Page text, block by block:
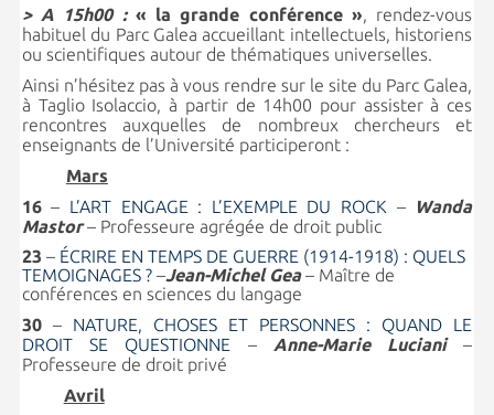
> A 15h00 :« la grande conférence », rendez-vous
habituel du Parc Galea accueillant intellectuels, historiens
ou scientifiques autour de thématiques universelles.
Ainsi n’hésitez pas à vous rendre sur le site du Parc Galea,
à Taglio Isolaccio, à partir de 14h00 pour assister à ces
rencontres auxquelles de nombreux chercheurs et
enseignants de l’Université participeront :
Mars
16– L’ART ENGAGE : L’EXEMPLE DU ROCK –
Wanda
Mastor– Professeure agrégée de droit public
23 –ÉCRIRE EN TEMPS DE GUERRE (1914-1918) : QUELS
TEMOIGNAGES ? –Jean-Michel Gea– Maître de
conférences en sciences du langage
30 – NATURE, CHOSES ET PERSONNES : QUAND LE
DROIT SE QUESTIONNE – Anne-Marie Luciani–
Professeure de droit privé
Avril